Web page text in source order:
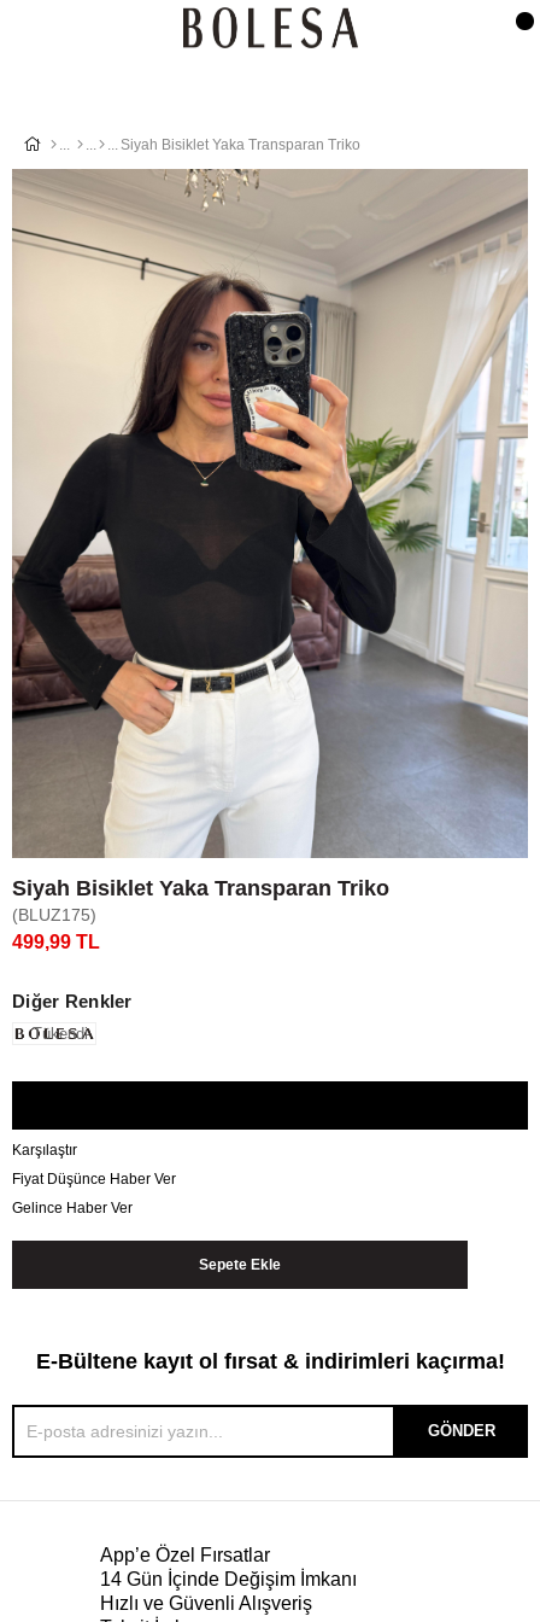
Siyah Bisiklet Yaka Transparan Triko
Siyah Bisiklet Yaka Transparan Triko
(BLUZ175)
499,99 TL
Diğer Renkler
Tükendi
Karşılaştır
Fiyat Düşünce Haber Ver
Gelince Haber Ver
E-Bültene kayıt ol fırsat & indirimleri kaçırma!
GÖNDER
App’e Özel Fırsatlar
14 Gün İçinde Değişim İmkanı
Hızlı ve Güvenli Alışveriş